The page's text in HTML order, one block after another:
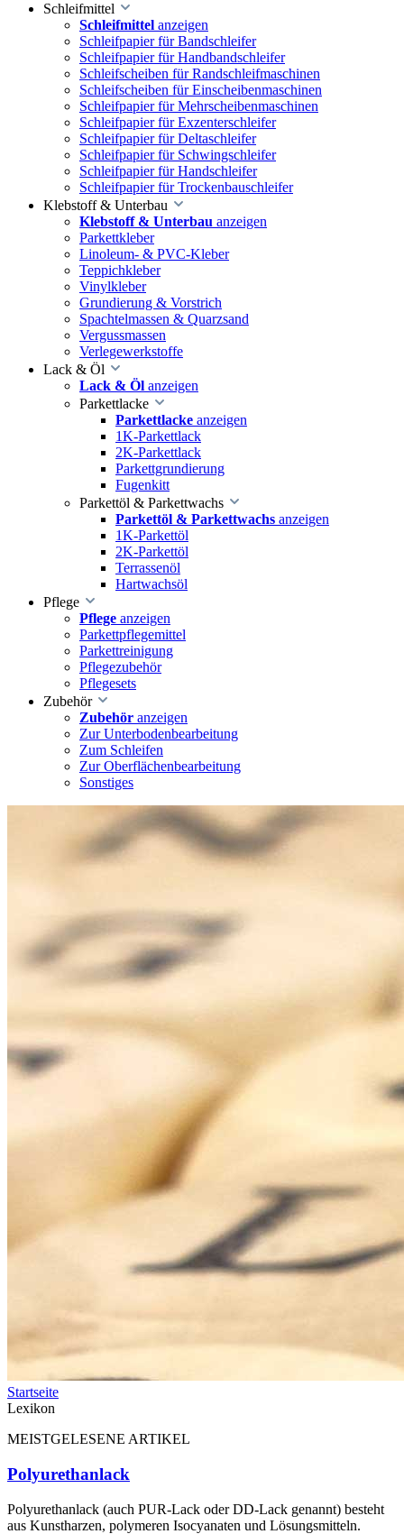
Schleifmittel
Schleifmittel anzeigen
Schleifpapier für Bandschleifer
Schleifpapier für Handbandschleifer
Schleifscheiben für Randschleifmaschinen
Schleifscheiben für Einscheibenmaschinen
Schleifpapier für Mehrscheibenmaschinen
Schleifpapier für Exzenterschleifer
Schleifpapier für Deltaschleifer
Schleifpapier für Schwingschleifer
Schleifpapier für Handschleifer
Schleifpapier für Trockenbauschleifer
Klebstoff & Unterbau
Klebstoff & Unterbau anzeigen
Parkettkleber
Linoleum- & PVC-Kleber
Teppichkleber
Vinylkleber
Grundierung & Vorstrich
Spachtelmassen & Quarzsand
Vergussmassen
Verlegewerkstoffe
Lack & Öl
Lack & Öl anzeigen
Parkettlacke
Parkettlacke anzeigen
1K-Parkettlack
2K-Parkettlack
Parkettgrundierung
Fugenkitt
Parkettöl & Parkettwachs
Parkettöl & Parkettwachs anzeigen
1K-Parkettöl
2K-Parkettöl
Terrassenöl
Hartwachsöl
Pflege
Pflege anzeigen
Parkettpflegemittel
Parkettreinigung
Pflegezubehör
Pflegesets
Zubehör
Zubehör anzeigen
Zur Unterbodenbearbeitung
Zum Schleifen
Zur Oberflächenbearbeitung
Sonstiges
Startseite
Lexikon
MEISTGELESENE ARTIKEL
Polyurethanlack
Polyurethanlack (auch PUR-Lack oder DD-Lack genannt) besteht
aus Kunstharzen, polymeren Isocyanaten und Lösungsmitteln.